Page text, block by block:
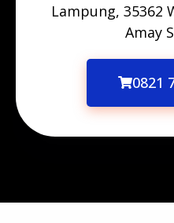
Lampung, 35362
Amay
0821